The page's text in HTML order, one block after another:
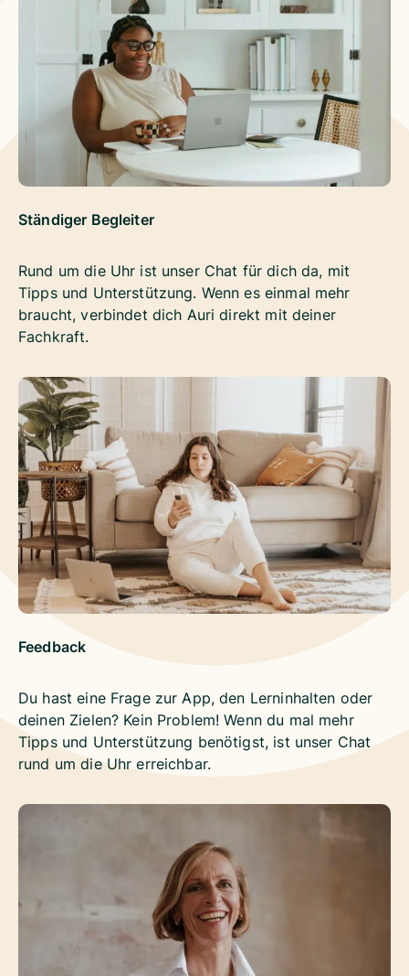
Ständiger Begleiter
Rund um die Uhr ist unser Chat für dich da, mit
Tipps und Unterstützung. Wenn es einmal mehr
braucht, verbindet dich Auri direkt mit deiner
Fachkraft.
Feedback
Du hast eine Frage zur App, den Lerninhalten oder
deinen Zielen? Kein Problem! Wenn du mal mehr
Tipps und Unterstützung benötigst, ist unser Chat
rund um die Uhr erreichbar.